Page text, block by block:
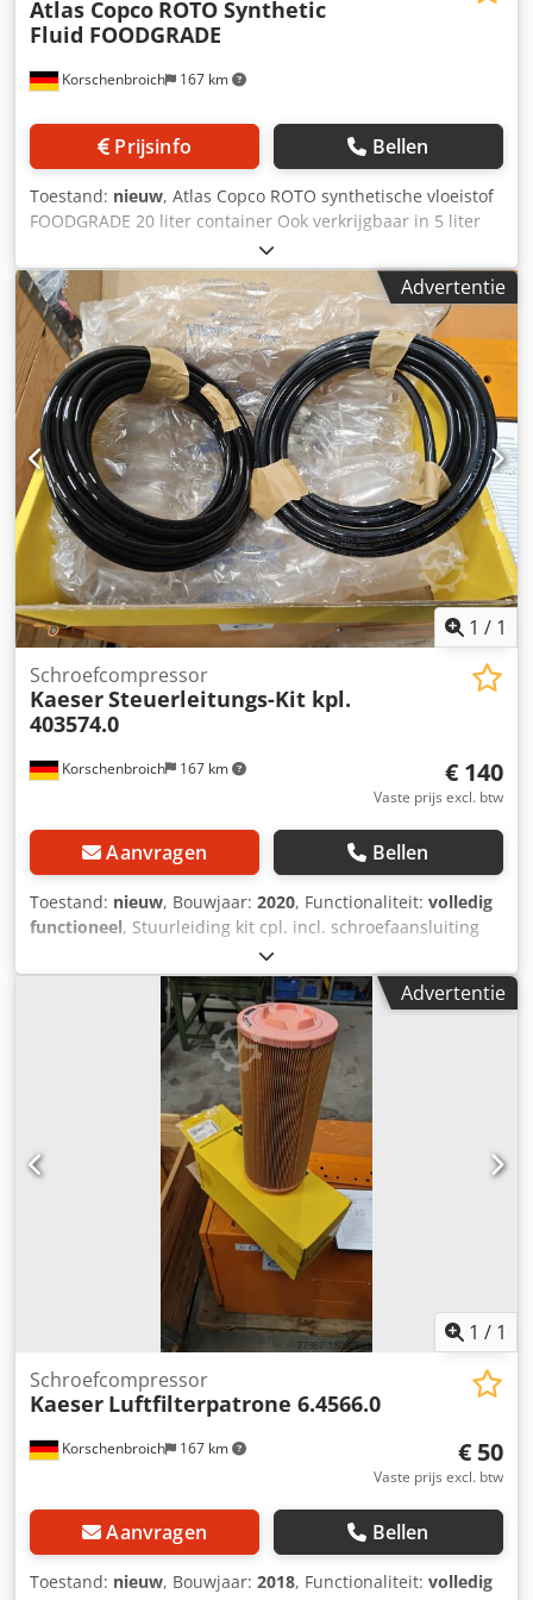
Korschenbroich 167 km
Atlas Copco ROTO Synthetic
Fluid FOODGRADE
Prijsinfo Bellen
Toestand: nieuw, Atlas Copco ROTO synthetische vloeistof
FOODGRADE 20 liter container Ook verkrijgbaar in 5 liter
verpakkingen Uit voorraad Dodjvkf A Hopfx Acqokr Wij zijn
met vakantie tot 06.01. Uw aanvraag wordt daarna
verwerkt. Garantie en retourzendingen zijn uitgesloten van
deze advertentie.
Advertentie
1 / 1
Korschenbroich 167 km
Schroefcompressor
KaeserSteuerleitungs-Kit kpl.
403574.0
€ 140
Vaste prijs excl. btw
Aanvragen Bellen
Toestand: nieuw, Bouwjaar: 2020, Functionaliteit: volledig
functioneel, Stuurleiding kit cpl. incl. schroefaansluiting
403574.0 Origineel Kaeser reserveonderdeel Uit voorraad
Wij zijn met vakantie tot 06.01. Uw aanvraag wordt daarna
verwerkt. Dkjdpfxovkfw Rj Acqor Garantie en retouren zijn
uitgesloten van deze advertentie.
Advertentie
1 / 1
Korschenbroich 167 km
Schroefcompressor
Kaeser Luftfilterpatrone 6.4566.0
€ 50
Vaste prijs excl. btw
Aanvragen Bellen
Toestand: nieuw, Bouwjaar: 2018, Functionaliteit: volledig